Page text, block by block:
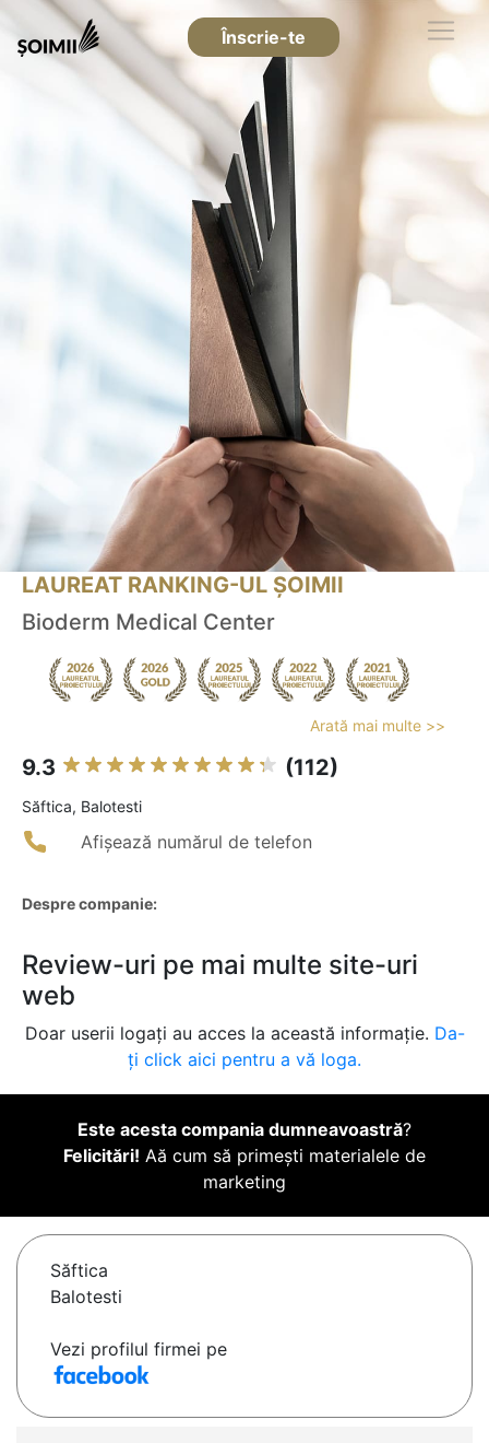
Înscrie-te
LAUREAT RANKING-UL ȘOIMII
Bioderm Medical Center
Arată mai multe >>
9.3 (112)
Săftica, Balotesti
Afișează numărul de telefon
Despre companie:
Review-uri pe mai multe site-uri
web
Doar userii logați au acces la această informație. Da-
ți click aici pentru a vă loga.
Este acesta compania dumneavoastră?
Felicitări! Aă cum să primești materialele de
marketing
Săftica
Balotesti
Vezi profilul firmei pe